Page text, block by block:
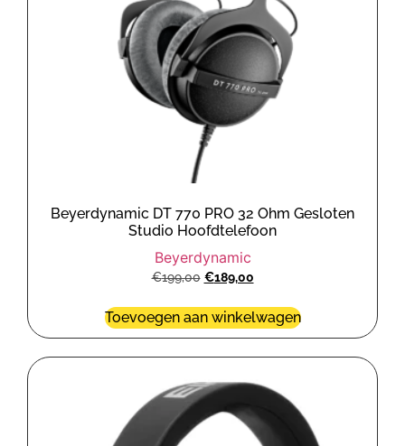
Beyerdynamic DT 770 PRO 32 Ohm Gesloten
Studio Hoofdtelefoon
Beyerdynamic
€199,00 €189,00
Toevoegen aan winkelwagen